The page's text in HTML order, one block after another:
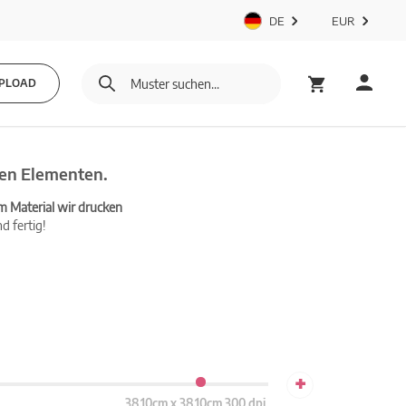
DE EUR
Elementen.
Material wir drucken
fertig!
+